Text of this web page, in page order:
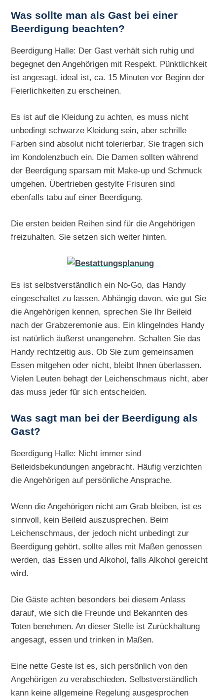
Was sollte man als Gast bei einer
Beerdigung beachten?
Beerdigung Halle: Der Gast verhält sich ruhig und
begegnet den Angehörigen mit Respekt. Pünktlichkeit
ist angesagt, ideal ist, ca. 15 Minuten vor Beginn der
Feierlichkeiten zu erscheinen.
Es ist auf die Kleidung zu achten, es muss nicht
unbedingt schwarze Kleidung sein, aber schrille
Farben sind absolut nicht tolerierbar. Sie tragen sich
im Kondolenzbuch ein. Die Damen sollten während
der Beerdigung sparsam mit Make-up und Schmuck
umgehen. Übertrieben gestylte Frisuren sind
ebenfalls tabu auf einer Beerdigung.
Die ersten beiden Reihen sind für die Angehörigen
freizuhalten. Sie setzen sich weiter hinten.
Es ist selbstverständlich ein No-Go, das Handy
eingeschaltet zu lassen. Abhängig davon, wie gut Sie
die Angehörigen kennen, sprechen Sie Ihr Beileid
nach der Grabzeremonie aus. Ein klingelndes Handy
ist natürlich äußerst unangenehm. Schalten Sie das
Handy rechtzeitig aus. Ob Sie zum gemeinsamen
Essen mitgehen oder nicht, bleibt Ihnen überlassen.
Vielen Leuten behagt der Leichenschmaus nicht, aber
das muss jeder für sich entscheiden.
Was sagt man bei der Beerdigung als
Gast?
Beerdigung Halle: Nicht immer sind
Beileidsbekundungen angebracht. Häufig verzichten
die Angehörigen auf persönliche Ansprache.
Wenn die Angehörigen nicht am Grab bleiben, ist es
sinnvoll, kein Beileid auszusprechen. Beim
Leichenschmaus, der jedoch nicht unbedingt zur
Beerdigung gehört, sollte alles mit Maßen genossen
werden, das Essen und Alkohol, falls Alkohol gereicht
wird.
Die Gäste achten besonders bei diesem Anlass
darauf, wie sich die Freunde und Bekannten des
Toten benehmen. An dieser Stelle ist Zurückhaltung
angesagt, essen und trinken in Maßen.
Eine nette Geste ist es, sich persönlich von den
Angehörigen zu verabschieden. Selbstverständlich
kann keine allgemeine Regelung ausgesprochen